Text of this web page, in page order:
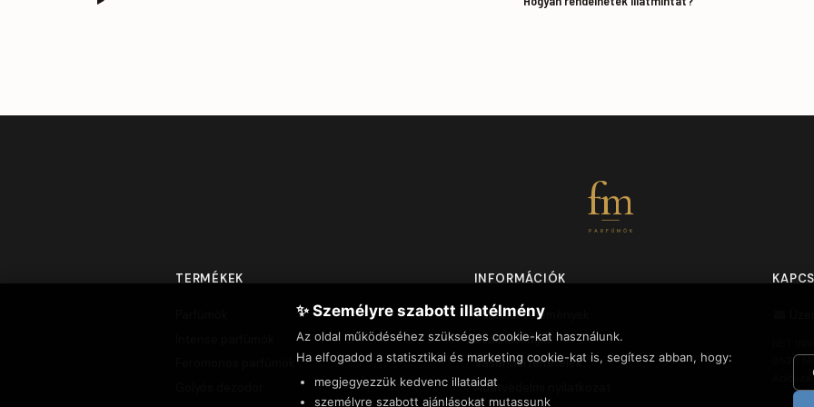
fm
PARFÜMÖK
TERMÉKEK INFORMÁCIÓK
Vásárlói vélemények
Szállítási díjak
Vásárlási feltételek
Adatvédelmi nyilatkozat
3535
✨ Személyre szabott illatélmény
Az oldal működéséhez szükséges cookie-kat használunk.
Ha elfogadod a statisztikai és marketing cookie-kat is, segítesz abban, hogy:
megjegyezzük kedvenc illataidat
személyre szabott ajánlásokat mutassunk